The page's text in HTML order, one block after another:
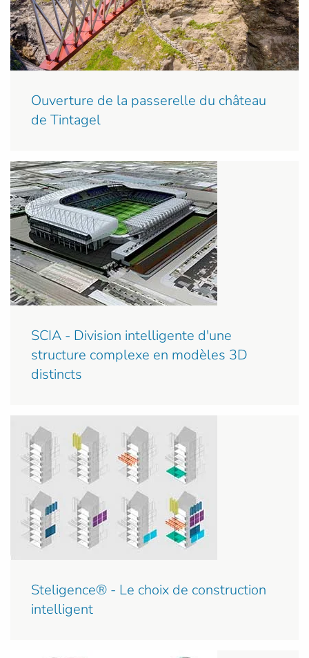
Ouverture de la passerelle du château
de Tintagel
SCIA - Division intelligente d'une
structure complexe en modèles 3D
distincts
Steligence® - Le choix de construction
intelligent